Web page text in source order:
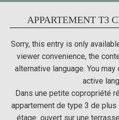
APPARTEMENT T3
Sorry, this entry is only
viewer convenience, the
alternative language. You
active
Dans une petite copropriété
appartement de type 3 de plus
étage ouvert sur une